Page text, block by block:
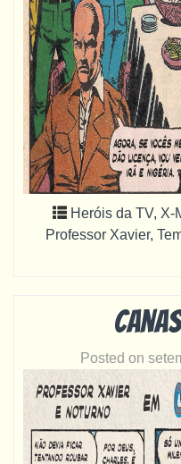
Heróis da TV, X-
Professor Xavier,
Posted on